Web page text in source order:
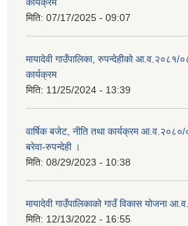
मिति: 07/17/2025 - 09:07
मायादेवी गाउँपालिका, रुपन्देहीको आ.व.२०८१/
कार्यक्रम
मिति: 11/25/2024 - 13:39
वार्षिक बजेट, नीति तथा कार्यक्रम आ.व.२०८०/
बरेवा-रुपन्देही ।
मिति: 08/29/2023 - 10:38
मायादेवी गाउँपालिकाको गाउँ विकास योजना
मिति: 12/13/2022 - 16:55